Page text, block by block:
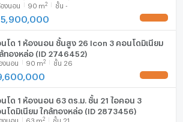
องนอน 90 m2 ชั้น -
โด 1 ห้องนอน ชั้นสูง 26 Icon 3 คอนโดมิเนียม
ทองหล่อ (ID 2746452)
งนอน 90 m2 ชั้น 26
โด 1 ห้องนอน 63 ตร.ม. ชั้น 21 ไอคอน 3
โดมิเนียม ใกล้ทองหล่อ (ID 2873456)
งนอน 63 m2 ชั้น 21